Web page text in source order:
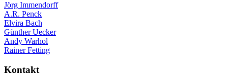
Jörg Immendorff
A.R. Penck
Elvira Bach
Günther Uecker
Andy Warhol
Rainer Fetting
Kontakt